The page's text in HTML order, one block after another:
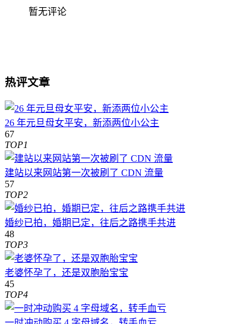
暂无评论
热评文章
26 年元旦母女平安，新添两位小公主
67
TOP1
建站以来网站第一次被刷了 CDN 流量
57
TOP2
婚纱已拍，婚期已定，往后之路携手共进
48
TOP3
老婆怀孕了，还是双胞胎宝宝
45
TOP4